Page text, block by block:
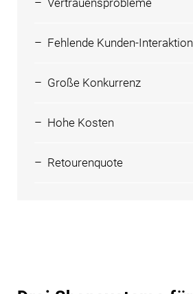
– Fehlende Kunden-Interaktion
– Große Konkurrenz
– Hohe Kosten
– Retourenquote